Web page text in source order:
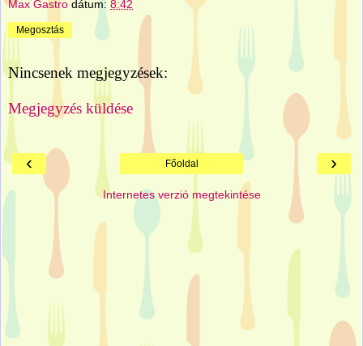
Max Gastro dátum: 8:42
Megosztás
Nincsenek megjegyzések:
Megjegyzés küldése
‹ ›
Főoldal
Internetes verzió megtekintése